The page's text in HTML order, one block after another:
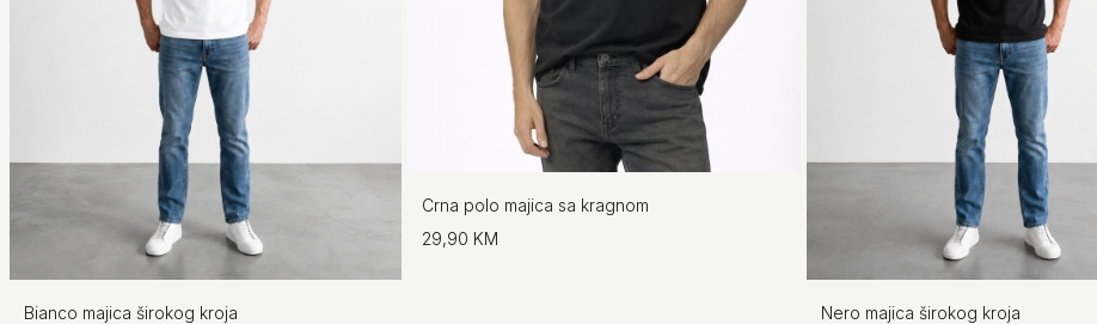
Bianco majica širokog kroja
Crna polo majica sa kragnom
29,90 KM
Nero majica širokog kroja